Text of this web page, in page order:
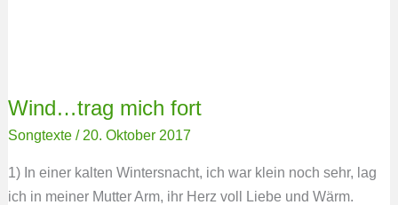
Wind…trag mich fort
Songtexte/ 20. Oktober 2017
1) In einer kalten Wintersnacht, ich war klein noch sehr, lag
ich in meiner Mutter Arm, ihr Herz voll Liebe und Wärm.